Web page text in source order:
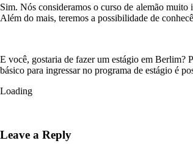
Sim. Nós consideramos o curso de alemão muito
Além do mais, teremos a possibilidade de
E você, gostaria de fazer um estágio em Berlim?
básico para ingressar no programa de estágio é
Loading
Leave a Reply